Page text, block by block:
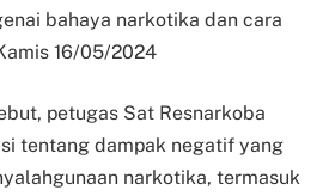
bahaya narkotika dan cara
16/05/2024
petugas Sat Resnarkoba
tentang dampak negatif yang
narkotika, termasuk